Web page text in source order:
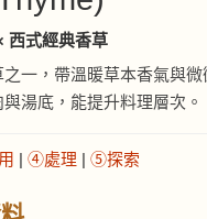
西式經典香草
一，帶溫暖草本香氣與
湯底，能提升料理層次。
| ④處理 | ⑤探索